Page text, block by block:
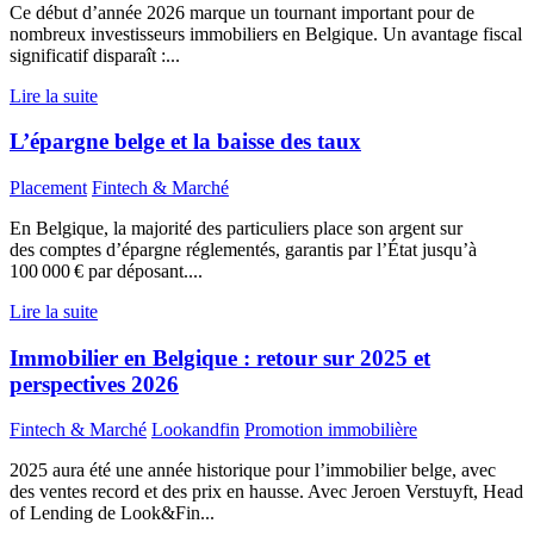
Ce début d’année 2026 marque un tournant important pour de
nombreux investisseurs immobiliers en Belgique. Un avantage fiscal
significatif disparaît :...
Lire la suite
L’épargne belge et la baisse des taux
Placement Fintech & Marché
En Belgique, la majorité des particuliers place son argent sur
des comptes d’épargne réglementés, garantis par l’État jusqu’à
100 000 € par déposant....
Lire la suite
Immobilier en Belgique : retour sur 2025 et
perspectives 2026
Fintech & Marché Lookandfin Promotion immobilière
2025 aura été une année historique pour l’immobilier belge, avec
des ventes record et des prix en hausse. Avec Jeroen Verstuyft, Head
of Lending de Look&Fin...